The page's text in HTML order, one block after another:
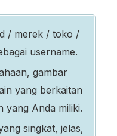
/ merek / toko /
username.
gambar
yang berkaitan
yang Anda miliki.
singkat, jelas,